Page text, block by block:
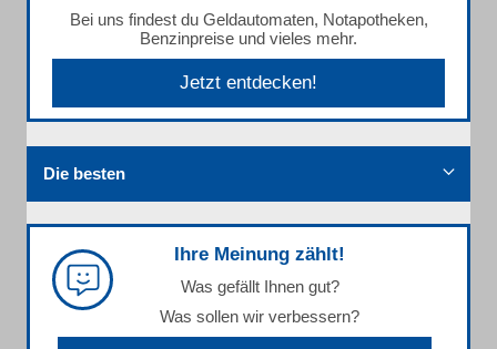
Bei uns findest du Geldautomaten, Notapotheken,
Benzinpreise und vieles mehr.
Jetzt entdecken!
Die besten
Ihre Meinung zählt!
Was gefällt Ihnen gut?
Was sollen wir verbessern?